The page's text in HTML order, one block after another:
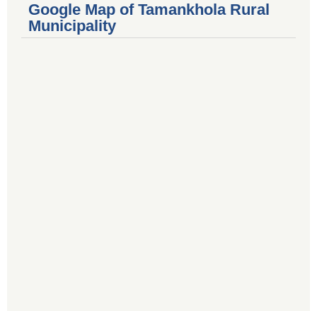
Google Map of Tamankhola Rural
Municipality